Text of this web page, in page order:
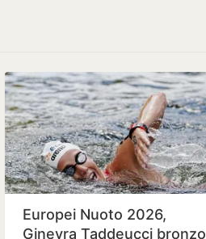
Europei Nuoto 2026,
Ginevra Taddeucci bronzo